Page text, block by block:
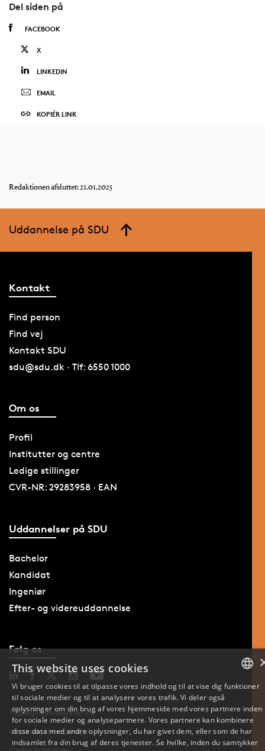
Del siden på
FACEBOOK
X
LINKEDIN
EMAIL
KOPIÉR LINK
Redaktionen afsluttet: 21.01.2025
Uddannelse på SDU
Kontakt
Find person
Find vej
Kontakt SDU
sdu@sdu.dk · Tlf: 6550 1000
Om os
Profil
Institutter og centre
Ledige stillinger
CVR-NR: 29283958 · EAN
Uddannelser på SDU
Bachelor
Kandidat
Ingeniør
Efter- og videreuddannelse
Følg os
Tilgængelighedserklæring
Databeskyttelse på SDU
DANISH
This website uses cookies
Vi bruger cookies til at tilpasse vores indhold og til at vise dig funktioner
til sociale medier og til at analysere vores trafik. Vi deler også
oplysninger om din brug af vores hjemmeside med vores partnere inden
for sociale medier og analysepartnere. Vores partnere kan kombinere
disse data med andre oplysninger, du har givet dem, eller som de har
indsamlet fra din brug af deres tjenester. Se hvilke, inden du samtykker